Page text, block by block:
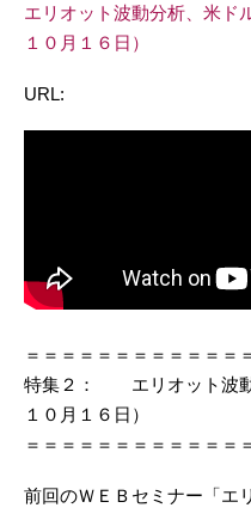
エリオット波動分析、米
１０月１６日）
URL:
＝＝＝＝＝＝＝＝＝＝＝＝
特集２： エリオット波
１０月１６日）
＝＝＝＝＝＝＝＝＝＝＝＝
前回のＷＥＢセミナー「